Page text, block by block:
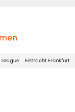
Eintracht Frankfurt